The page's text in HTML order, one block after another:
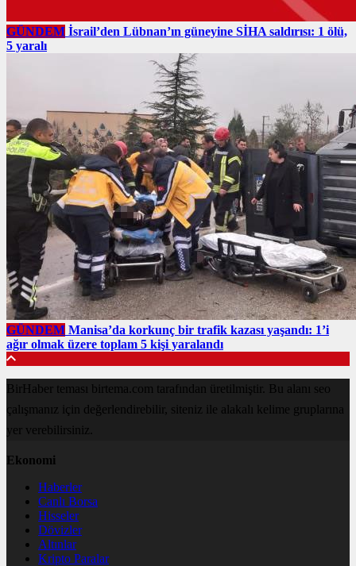
GÜNDEM İsrail’den Lübnan’ın güneyine SİHA saldırısı: 1 ölü,
5 yaralı
GÜNDEM Manisa’da korkunç bir trafik kazası yaşandı: 1’i
ağır olmak üzere toplam 5 kişi yaralandı
BirHaber teması birtema.com tarafından üretilmiştir. Bu alanı seo
çalışmanız için değerlendirebilir, siteniz ile alakalı kelime gruplarına
yer verebilirsiniz.
Ekonomi
Haberler
Canlı Borsa
Hisseler
Dövizler
Altınlar
Kripto Paralar